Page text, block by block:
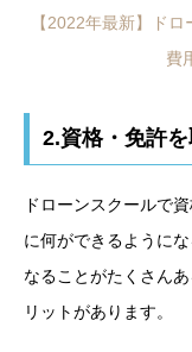
【2022年最新】ド
費
2.資格・免許
ドローンスクールで
に何ができるように
なることがたくさん
リットがあります。